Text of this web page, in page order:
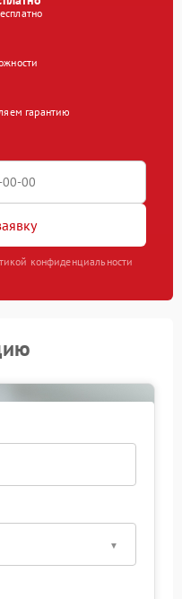
гарантию
конфиденциальности